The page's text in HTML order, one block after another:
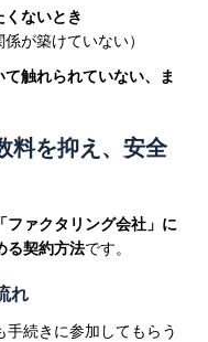
ないとき
が築けていない）
触れられていない、ま
料を抑え、安全
ファクタリング会社」に
る契約方法です。
れ
続きに参加してもらう